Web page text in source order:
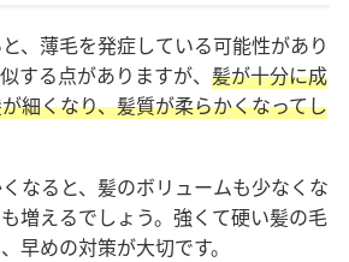
、薄毛を発症している可能性があり
する点がありますが、 髪が十分に成
細くなり、髪質が柔らかくなってし
なると、髪のボリュームも少なくな
増えるでしょう。強くて硬い髪の毛
早めの対策が大切です。